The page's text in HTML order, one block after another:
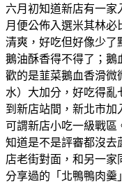
六月初知道新店有一家
月便公佈入選米其林
清爽，好吃但好像少了
鵝油酥香得不得了；鵝
歡的是韮菜鵝血香滑微
水）大加分，好吃得
到新店站間，新北市加
可謂新店小吃一級戰區
知道是不是評審都沒去
店老街對面，和另一
分享過的「北鴨鴨肉羹